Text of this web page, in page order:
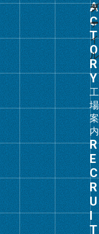
工
場
案
内
ル
ー
プ
リ
ン
ク
グ
ル
ー
プ
リ
ン
ダ
ー
ー
フ
ァ
イ
ル